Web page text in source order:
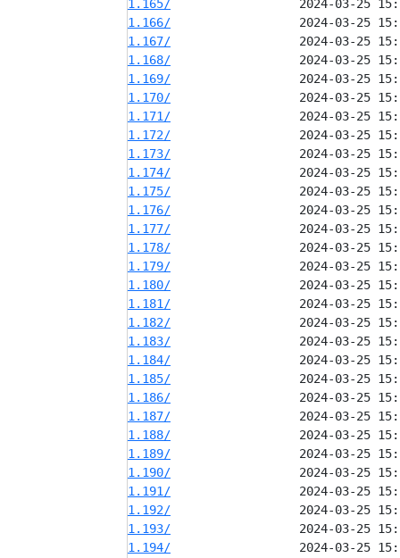
1.165/
1.166/
1.167/
1.168/
1.169/
1.170/
1.171/
1.172/
1.173/
1.174/
1.175/
1.176/
1.177/
1.178/
1.179/
1.180/
1.181/
1.182/
1.183/
1.184/
1.185/
1.186/
1.187/
1.188/
1.189/
1.190/
1.191/
1.192/
1.193/
1.194/